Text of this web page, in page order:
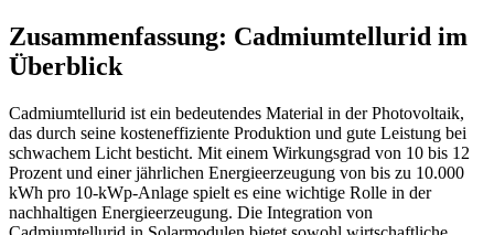
Zusammenfassung: Cadmiumtellurid im
Überblick
Cadmiumtellurid ist ein bedeutendes Material in der Photovoltaik,
das durch seine kosteneffiziente Produktion und gute Leistung bei
schwachem Licht besticht. Mit einem Wirkungsgrad von 10 bis 12
Prozent und einer jährlichen Energieerzeugung von bis zu 10.000
kWh pro 10-kWp-Anlage spielt es eine wichtige Rolle in der
nachhaltigen Energieerzeugung. Die Integration von